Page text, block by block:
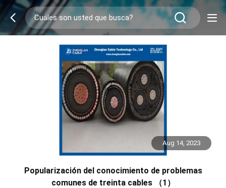
Aug 14, 2023
Popularización del conocimiento de problemas
comunes de treinta cables （1）